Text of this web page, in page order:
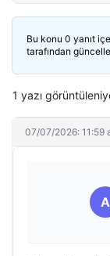
Bu konu 0 yanıt
tarafından
1 yazı
07/07/2026: 11:59
A